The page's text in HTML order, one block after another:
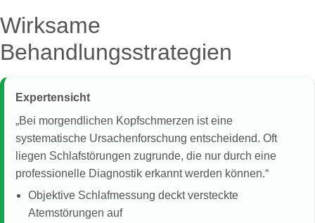
Wirksame
Behandlungsstrategien
Expertensicht
„Bei morgendlichen Kopfschmerzen ist eine
systematische Ursachenforschung entscheidend. Oft
liegen Schlafstörungen zugrunde, die nur durch eine
professionelle Diagnostik erkannt werden können.“
Objektive Schlafmessung deckt versteckte
Atemstörungen auf